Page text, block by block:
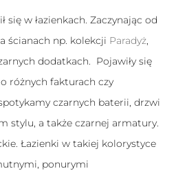
się w łazienkach. Zaczynając od
ścianach np. kolekcji Paradyż,
dodatkach. Pojawiły się
różnych fakturach czy
czarnych baterii, drzwi
stylu, a także czarnej armatury.
Łazienki w takiej kolorystyce
ponurymi